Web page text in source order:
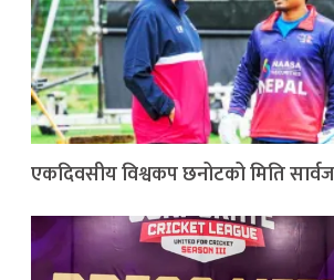
एकदिवसीय विश्वकप छनोटको मिति